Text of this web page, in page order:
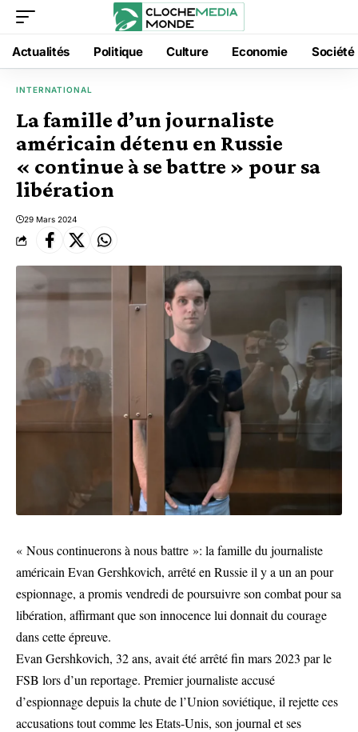
Actualités Politique Culture Economie Société
INTERNATIONAL
La famille d’un journaliste
américain détenu en Russie
« continue à se battre » pour sa
libération
29 Mars 2024
« Nous continuerons à nous battre »: la famille du journaliste
américain Evan Gershkovich, arrêté en Russie il y a un an pour
espionnage, a promis vendredi de poursuivre son combat pour sa
libération, affirmant que son innocence lui donnait du courage
dans cette épreuve.
Evan Gershkovich, 32 ans, avait été arrêté fin mars 2023 par le
FSB lors d’un reportage. Premier journaliste accusé
d’espionnage depuis la chute de l’Union soviétique, il rejette ces
accusations tout comme les Etats-Unis, son journal et ses